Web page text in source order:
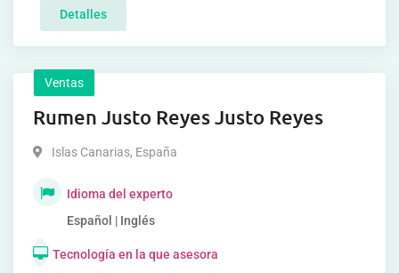
Detalles
Ventas
Rumen Justo Reyes Justo Reyes
Islas Canarias, España
Idioma del experto
Español | Inglés
Tecnología en la que asesora